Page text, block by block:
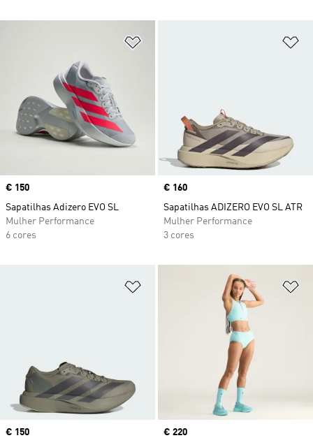
Price
€ 150
Sapatilhas Adizero EVO SL
Mulher Performance
6 cores
Price
€ 160
Sapatilhas ADIZERO EVO SL ATR
Mulher Performance
3 cores
Adicionar à Lista de Desejos
Price
€ 150
Price
€ 220